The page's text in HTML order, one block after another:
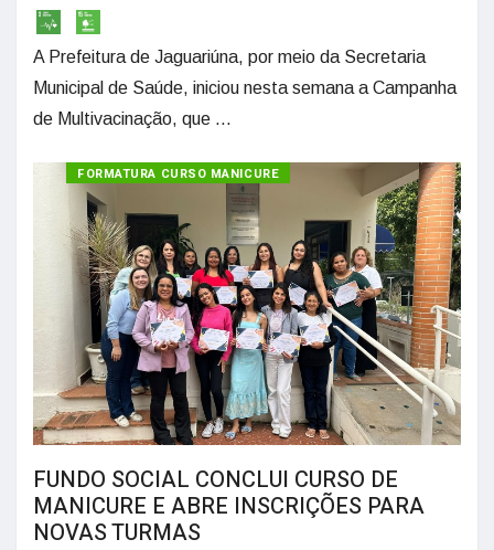
A Prefeitura de Jaguariúna, por meio da Secretaria
Municipal de Saúde, iniciou nesta semana a Campanha
de Multivacinação, que ...
FORMATURA CURSO MANICURE
FUNDO SOCIAL CONCLUI CURSO DE
MANICURE E ABRE INSCRIÇÕES PARA
NOVAS TURMAS